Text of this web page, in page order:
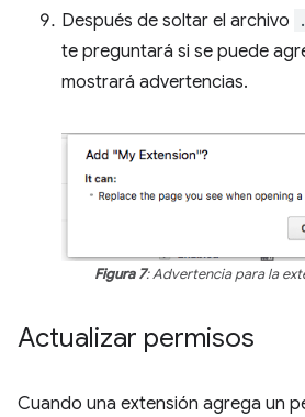
Después de soltar el archivo
te preguntará si se puede
mostrará advertencias.
Figura 7: Advertencia para la
Actualizar permisos
Cuando una extensión agrega un